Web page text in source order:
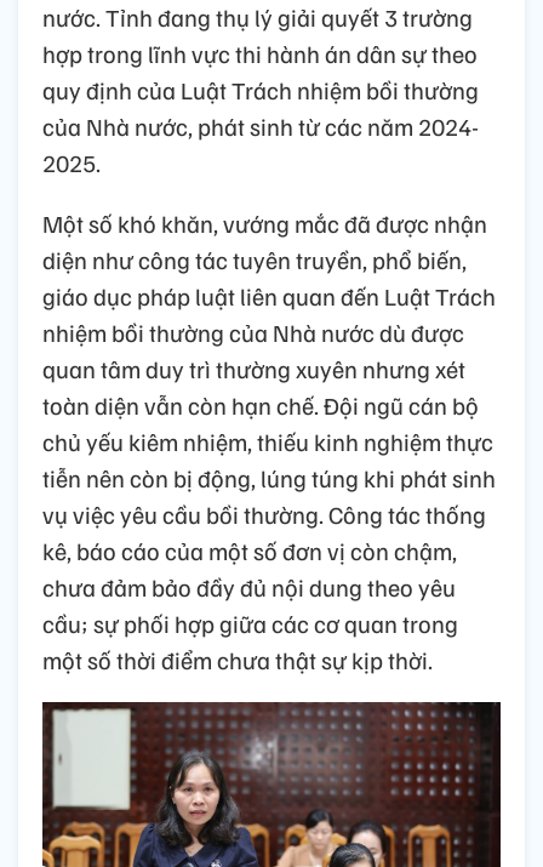
nước. Tỉnh đang thụ lý giải quyết 3 trường
hợp trong lĩnh vực thi hành án dân sự theo
quy định của Luật Trách nhiệm bồi thường
của Nhà nước, phát sinh từ các năm 2024-
2025.
Một số khó khăn, vướng mắc đã được nhận
diện như công tác tuyên truyền, phổ biến,
giáo dục pháp luật liên quan đến Luật Trách
nhiệm bồi thường của Nhà nước dù được
quan tâm duy trì thường xuyên nhưng xét
toàn diện vẫn còn hạn chế. Đội ngũ cán bộ
chủ yếu kiêm nhiệm, thiếu kinh nghiệm thực
tiễn nên còn bị động, lúng túng khi phát sinh
vụ việc yêu cầu bồi thường. Công tác thống
kê, báo cáo của một số đơn vị còn chậm,
chưa đảm bảo đầy đủ nội dung theo yêu
cầu; sự phối hợp giữa các cơ quan trong
một số thời điểm chưa thật sự kịp thời.